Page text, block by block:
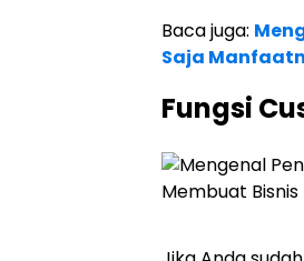
Baca juga:
Saja
Fungsi